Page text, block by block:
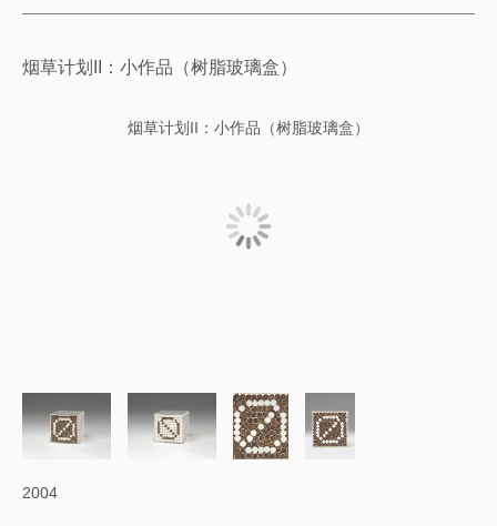
烟草计划II：小作品（树脂玻璃盒）
烟草计划II：小作品（树脂玻璃盒）
2004